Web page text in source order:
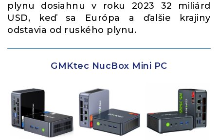
plynu dosiahnu v roku 2023 32 miliárd
USD, keď sa Európa a ďalšie krajiny
odstavia od ruského plynu.
GMKtec NucBox Mini PC